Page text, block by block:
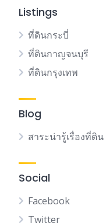
Listings
ที่ดินกระบี่
ที่ดินกาญจนบุรี
ที่ดินกรุงเทพ
Blog
สาระน่ารู้เรื่องที่ดิน
Social
Facebook
Twitter